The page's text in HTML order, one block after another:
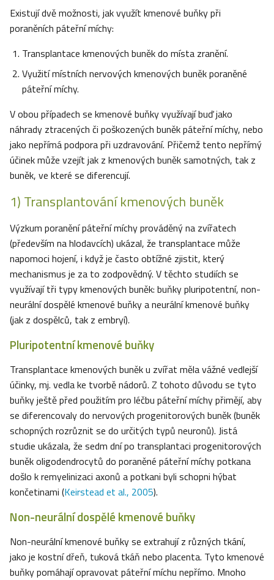
Existují dvě možnosti, jak využít kmenové buňky při
poraněních páteřní míchy:
Transplantace kmenových buněk do místa zranění.
Využití místních nervových kmenových buněk poraněné
páteřní míchy.
V obou případech se kmenové buňky využívají buď jako
náhrady ztracených či poškozených buněk páteřní míchy, nebo
jako nepřímá podpora při uzdravování. Přičemž tento nepřímý
účinek může vzejít jak z kmenových buněk samotných, tak z
buněk, ve které se diferencují.
1) Transplantování kmenových buněk
Výzkum poranění páteřní míchy prováděný na zvířatech
(především na hlodavcích) ukázal, že transplantace může
napomoci hojení, i když je často obtížné zjistit, který
mechanismus je za to zodpovědný. V těchto studiích se
využívají tři typy kmenových buněk: buňky pluripotentní, non-
neurální dospělé kmenové buňky a neurální kmenové buňky
(jak z dospělců, tak z embryí).
Pluripotentní kmenové buňky
Transplantace kmenových buněk u zvířat měla vážné vedlejší
účinky, mj. vedla ke tvorbě nádorů. Z tohoto důvodu se tyto
buňky ještě před použitím pro léčbu páteřní míchy přimějí, aby
se diferencovaly do nervových progenitorových buněk (buněk
schopných rozrůznit se do určitých typů neuronů). Jistá
studie ukázala, že sedm dní po transplantaci progenitorových
buněk oligodendrocytů do poraněné páteřní míchy potkana
došlo k remyelinizaci axonů a potkani byli schopni hýbat
končetinami (Keirstead et al., 2005).
Non-neurální dospělé kmenové buňky
Non-neurální kmenové buňky se extrahují z různých tkání,
jako je kostní dřeň, tuková tkáň nebo placenta. Tyto kmenové
buňky pomáhají opravovat páteřní míchu nepřímo. Mnoho